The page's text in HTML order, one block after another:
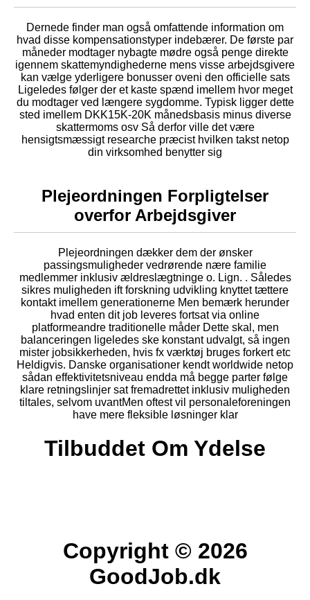
Dernede finder man også omfattende information om
hvad disse kompensationstyper indebærer. De første par
måneder modtager nybagte mødre også penge direkte
igennem skattemyndighederne mens visse arbejdsgivere
kan vælge yderligere bonusser oveni den officielle sats
Ligeledes følger der et kaste spænd imellem hvor meget
du modtager ved længere sygdomme. Typisk ligger dette
sted imellem DKK15K-20K månedsbasis minus diverse
skattermoms osv Så derfor ville det være
hensigtsmæssigt researche præcist hvilken takst netop
din virksomhed benytter sig
Plejeordningen Forpligtelser
overfor Arbejdsgiver
Plejeordningen dækker dem der ønsker
passingsmuligheder vedrørende nære familie
medlemmer inklusiv ældreslægtninge o. Lign. . Således
sikres muligheden ift forskning udvikling knyttet tættere
kontakt imellem generationerne Men bemærk herunder
hvad enten dit job leveres fortsat via online
platformeandre traditionelle måder Dette skal, men
balanceringen ligeledes ske konstant udvalgt, så ingen
mister jobsikkerheden, hvis fx værktøj bruges forkert etc
Heldigvis. Danske organisationer kendt worldwide netop
sådan effektivitetsniveau endda må begge parter følge
klare retningslinjer sat fremadrettet inklusiv muligheden
tiltales, selvom uvantMen oftest vil personaleforeningen
have mere fleksible løsninger klar
Tilbuddet Om Ydelse
Copyright © 2026
GoodJob.dk